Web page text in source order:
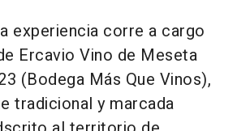
experiencia corre a cargo
Ercavio Vino de Meseta
(Bodega Más Que Vinos),
tradicional y marcada